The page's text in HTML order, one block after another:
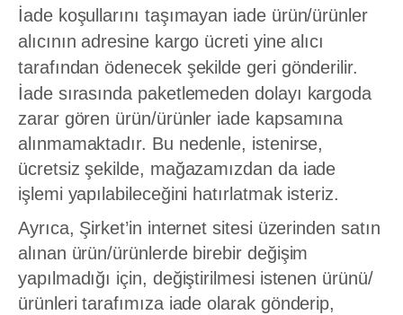
İade koşullarını taşımayan iade ürün/ürünler
alıcının adresine kargo ücreti yine alıcı
tarafından ödenecek şekilde geri gönderilir.
İade sırasında paketlemeden dolayı kargoda
zarar gören ürün/ürünler iade kapsamına
alınmamaktadır. Bu nedenle, istenirse,
ücretsiz şekilde, mağazamızdan da iade
işlemi yapılabileceğini hatırlatmak isteriz.
Ayrıca, Şirket’in internet sitesi üzerinden satın
alınan ürün/ürünlerde birebir değişim
yapılmadığı için, değiştirilmesi istenen ürünü/
ürünleri tarafımıza iade olarak gönderip,